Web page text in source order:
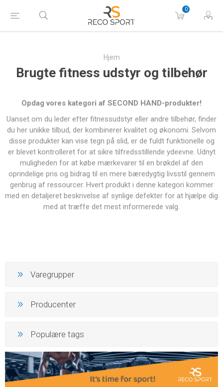
0
Hjem
Brugte fitness udstyr og tilbehør
Opdag vores kategori af SECOND HAND-produkter!
Uanset om du leder efter fitnessudstyr eller andre tilbehør, finder
du her unikke tilbud, der kombinerer kvalitet og økonomi. Selvom
disse produkter kan vise tegn på slid, er de fuldt funktionelle og
er blevet kontrolleret for at sikre tilfredsstillende ydeevne. Udnyt
muligheden for at købe mærkevarer til en brøkdel af den
oprindelige pris og bidrag til en mere bæredygtig livsstil gennem
genbrug af ressourcer. Hvert produkt i denne kategori kommer
med en detaljeret beskrivelse af synlige defekter for at hjælpe dig
med at træffe det mest informerede valg.
Varegrupper
Producenter
Populære tags